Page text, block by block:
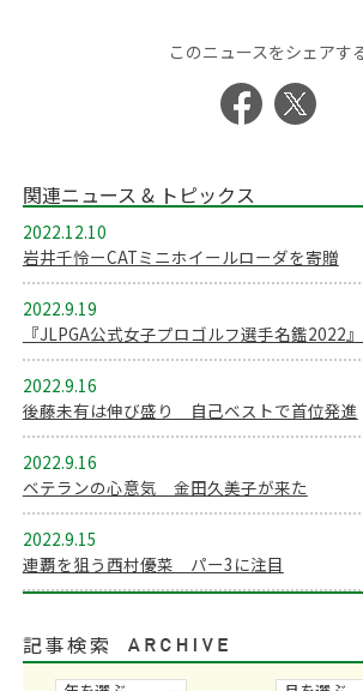
このニュースをシェアす
関連ニュース & トピックス
2022.12.10
岩井千怜ーCATミニホイールローダを寄贈
2022.9.19
『JLPGA公式女子プロゴルフ選手名鑑2022
2022.9.16
後藤未有は伸び盛り 自己ベストで首位発進
2022.9.16
ベテランの心意気 金田久美子が来た
2022.9.15
連覇を狙う西村優菜 パー3に注目
記事検索